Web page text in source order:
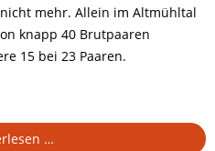
mehr. Allein im Altmühltal
knapp 40 Brutpaaren
15 bei 23 Paaren.
…